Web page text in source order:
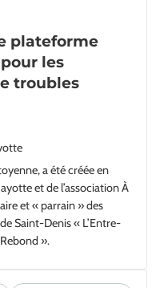
plateforme
les
troubles
a été créée en
et de l’association À
et « parrain » des
Saint-Denis « L’Entre-
».